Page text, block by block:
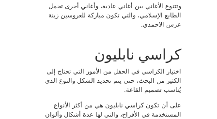
وتتنوع الأغاني بين أغاني عادية، وأغاني أخرى تحمل
الطابع الإسلامي، والتي تكون مباركة للعروسين زينة
عرس الاحمدي.
كراسي نابليون
اختيار الكراسي في الحفل من الأمور التي تحتاج إلى
الكثير من البحث، حتى يتم تحديد الشكل والنوع الذي
يُناسب تصميم القاعة.
على أن تكون كراسي نابليون هي من أكثر الأنواع
المستخدمة في الأفراح، والتي لها عدة أشكال وألوان